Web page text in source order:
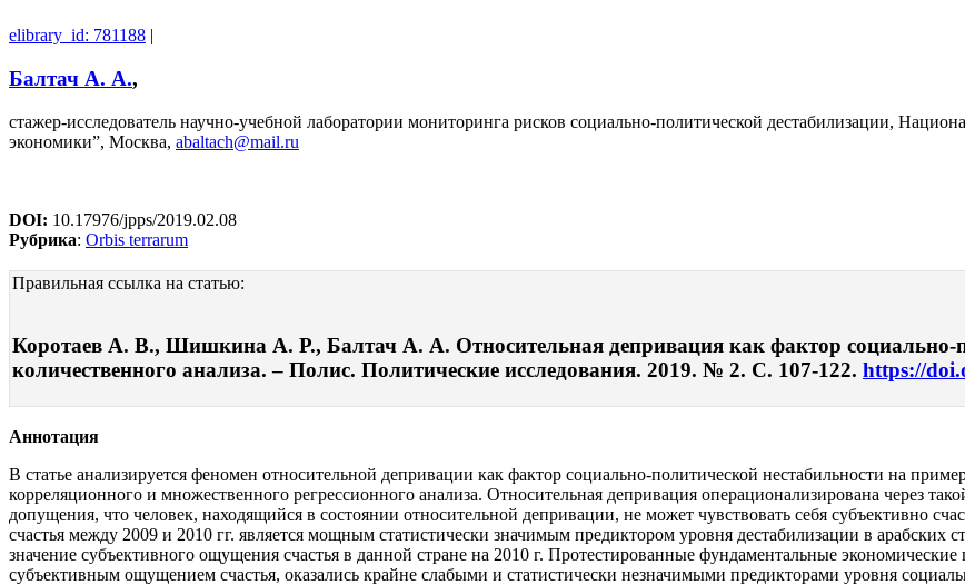
elibrary_id: 781188 |
Балтач А. А.,
стажер-исследователь научно-учебной лаборатории мониторинга рисков социально-политической дестабилизации,
экономики”, Москва, abaltach@mail.ru
DOI: 10.17976/jpps/2019.02.08
Рубрика: Orbis terrarum
Правильная ссылка на статью:
Коротаев А. В., Шишкина А. Р., Балтач А. А. Относительная депривация как фактор социально-
количественного анализа. – Полис. Политические исследования. 2019. № 2. С. 107-122. https://
Аннотация
В статье анализируется феномен относительной депривации как фактор социально-политической нестабильности на
корреляционного и множественного регрессионного анализа. Относительная депривация операционализирована через
допущения, что человек, находящийся в состоянии относительной депривации, не может чувствовать себя субъективно
счастья между 2009 и 2010 гг. является мощным статистически значимым предиктором уровня дестабилизации в арабских
значение субъективного ощущения счастья в данной стране на 2010 г. Протестированные фундаментальные
субъективным ощущением счастья, оказались крайне слабыми и статистически незначимыми предикторами уровня